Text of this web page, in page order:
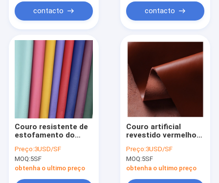
Produtos
Quem Somos
Fábrica
Controle de Qualidade
notícias
contacto contacto
Couro resistente de
estofamento do
abrasão
multicolorido do
couro do PVC de
Preço:3USD/SF
MOQ:5SF
obtenha o ultimo preço
Couro artificial
revestido vermelho
Brown para o
estofamento
Preço:3USD/SF
MOQ:5SF
obtenha o ultimo preço